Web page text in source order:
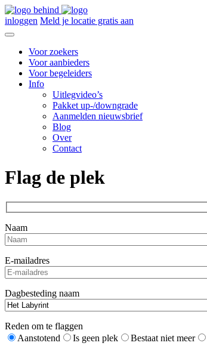
inloggen Meld je locatie gratis aan
Voor zoekers
Voor aanbieders
Voor begeleiders
Info
Uitlegvideo’s
Pakket up-/downgrade
Aanmelden nieuwsbrief
Blog
Over
Contact
Flag de plek
Naam
E-mailadres
Dagbesteding naam
Reden om te flaggen
Aanstotend
Is geen plek Bestaat niet meer